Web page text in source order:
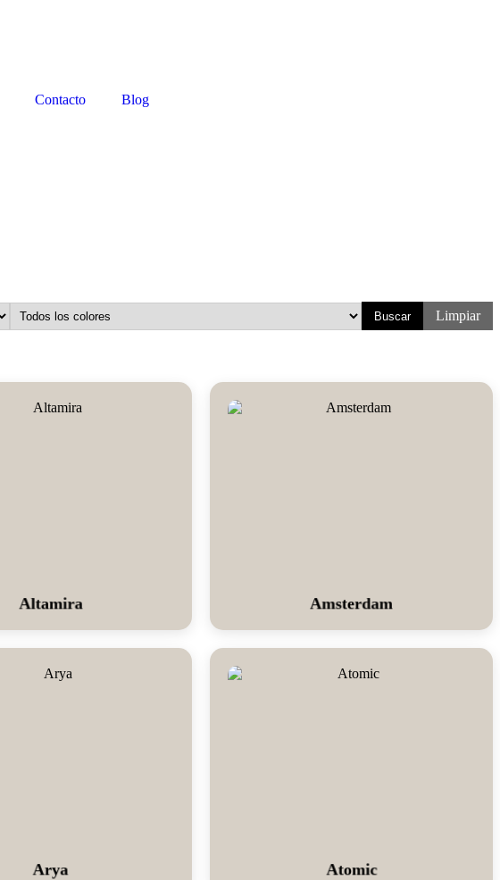
Contacto
Blog
Buscar Limpiar
Altamira Amsterdam
Arya Atomic